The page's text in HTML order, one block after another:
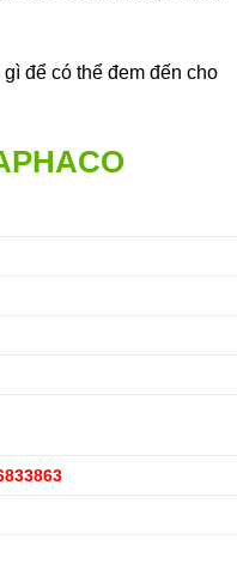
để có thể đem đến cho